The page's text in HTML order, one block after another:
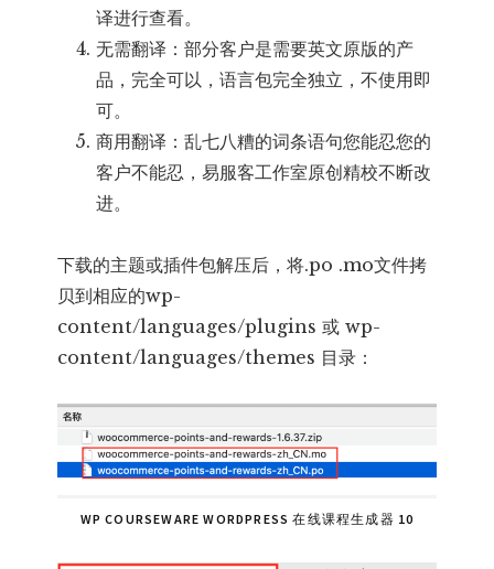
译进行查看。
无需翻译：部分客户是需要英文原版的产
品，完全可以，语言包完全独立，不使用即
可。
商用翻译：乱七八糟的词条语句您能忍您的
客户不能忍，易服客工作室原创精校不断改
进。
下载的主题或插件包解压后，将.po .mo文件拷
贝到相应的wp-
content/languages/plugins 或 wp-
content/languages/themes 目录：
WP COURSEWARE WORDPRESS 在线课程生成器 10